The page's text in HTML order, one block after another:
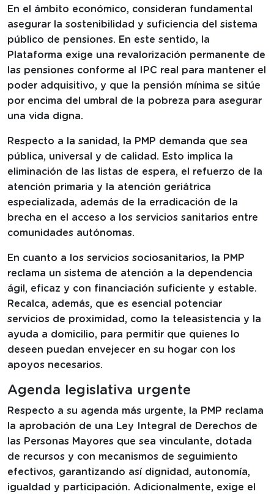
En el ámbito económico, consideran fundamental
asegurar la sostenibilidad y suficiencia del sistema
público de pensiones. En este sentido, la
Plataforma exige una revalorización permanente de
las pensiones conforme al IPC real para mantener el
poder adquisitivo, y que la pensión mínima se sitúe
por encima del umbral de la pobreza para asegurar
una vida digna.
Respecto a la sanidad, la PMP demanda que sea
pública, universal y de calidad. Esto implica la
eliminación de las listas de espera, el refuerzo de la
atención primaria y la atención geriátrica
especializada, además de la erradicación de la
brecha en el acceso a los servicios sanitarios entre
comunidades autónomas.
En cuanto a los servicios sociosanitarios, la PMP
reclama un sistema de atención a la dependencia
ágil, eficaz y con financiación suficiente y estable.
Recalca, además, que es esencial potenciar
servicios de proximidad, como la teleasistencia y la
ayuda a domicilio, para permitir que quienes lo
deseen puedan envejecer en su hogar con los
apoyos necesarios.
Agenda legislativa urgente
Respecto a su agenda más urgente, la PMP reclama
la aprobación de una Ley Integral de Derechos de
las Personas Mayores que sea vinculante, dotada
de recursos y con mecanismos de seguimiento
efectivos, garantizando así dignidad, autonomía,
igualdad y participación. Adicionalmente, exige el